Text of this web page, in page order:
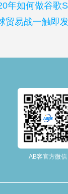
年如何做谷歌
贸易战一触即
AB客官方微信